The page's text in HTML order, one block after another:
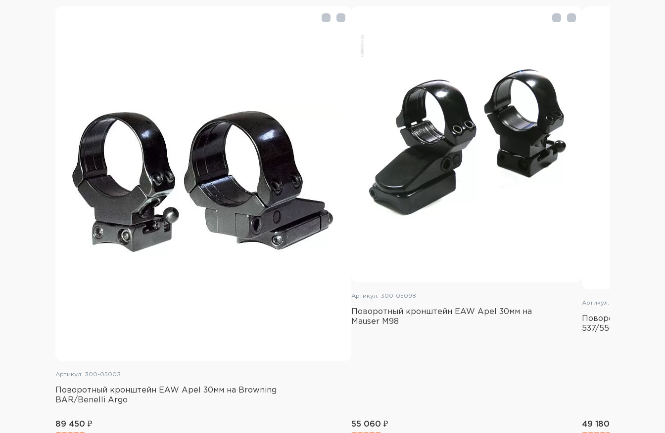
Артикул: 300-05003
Поворотный кронштейн EAW Apel 30мм на Browning
BAR/Benelli Argo
89 450 ₽
Артикул: 300-05098
Поворотный кронштейн EAW Apel 30мм на
Mauser M98
55 060 ₽
Артикул: 500-00047
Поворотный
537/550
49 180 ₽